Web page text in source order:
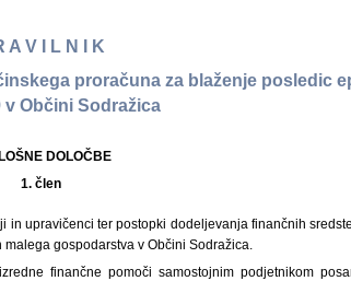
A V I L N I K
proračuna za blaženje posledic
v Občini Sodražica
DOLOČBE
1. člen
in upravičenci ter postopki dodeljevanja finančnih
gospodarstva v Občini Sodražica.
finančne pomoči samostojnim podjetnikom